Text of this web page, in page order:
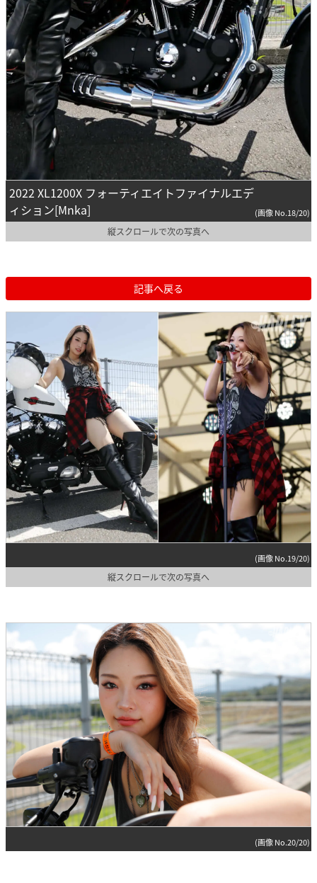
2022 XL1200X フォーティエイトファイナルエデ
ィション[Mnka]
(画像 No.18/20)
縦スクロールで次の写真へ
記事へ戻る
(画像 No.19/20)
縦スクロールで次の写真へ
(画像 No.20/20)